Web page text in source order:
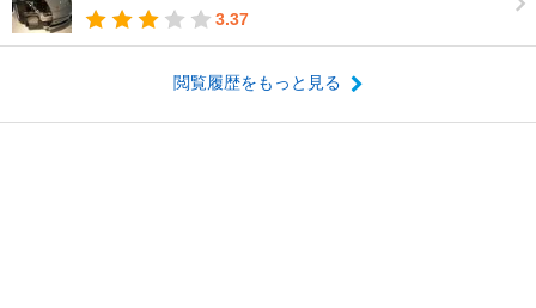
3.37
閲覧履歴をもっと見る